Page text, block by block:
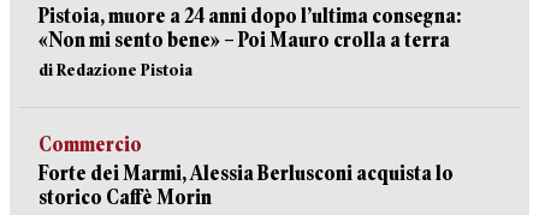
Pistoia, muore a 24 anni dopo l’ultima consegna:
«Non mi sento bene» – Poi Mauro crolla a terra
di Redazione Pistoia
Commercio
Forte dei Marmi, Alessia Berlusconi acquista lo
storico Caffè Morin